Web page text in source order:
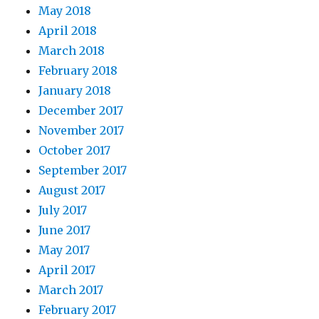
May 2018
April 2018
March 2018
February 2018
January 2018
December 2017
November 2017
October 2017
September 2017
August 2017
July 2017
June 2017
May 2017
April 2017
March 2017
February 2017